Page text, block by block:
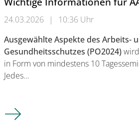
24.03.2026 |
10:36 Uhr
Ausgewählte Aspekte des Arbeits-
Gesundheitsschutzes (PO2024)
in Form von mindestens 10
Jedes…
Wichtige Informationen für AAA (2024)